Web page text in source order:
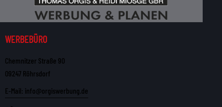
WERBEBÜRO
Chemnitzer Straße 90
09247 Röhrsdorf
E-Mail: info@orgiswerbung.de